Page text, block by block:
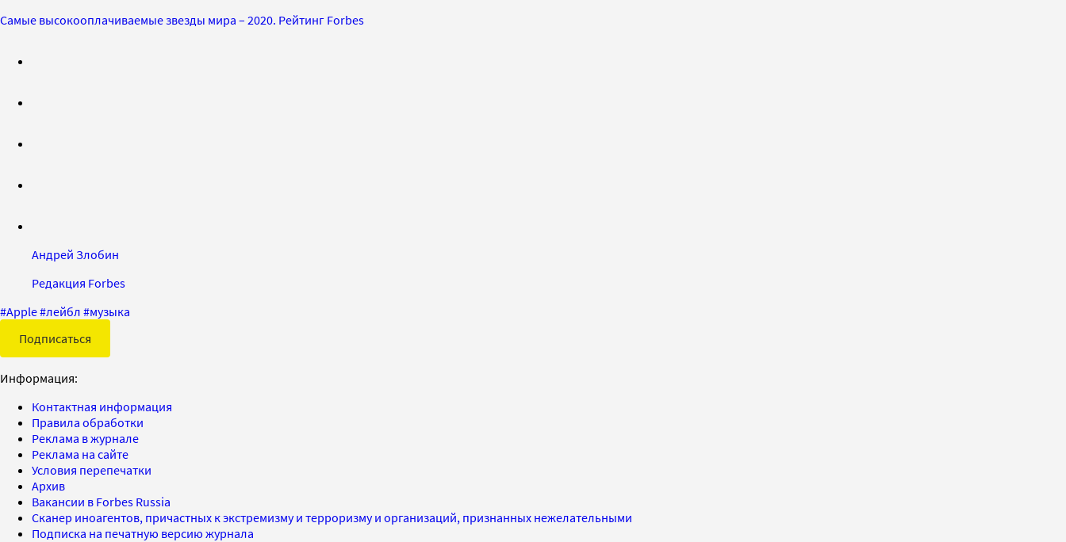
Самые высокооплачиваемые звезды мира – 2020. Рейтинг Forbes
Андрей Злобин
Редакция Forbes
#Apple#лейбл #музыка
Подписаться
Информация:
Контактная информация
Правила обработки
Реклама в журнале
Реклама на сайте
Условия перепечатки
Архив
Вакансии в Forbes Russia
Сканер иноагентов, причастных к экстремизму и терроризму и организаций, признанных нежелательными
Подписка на печатную версию журнала